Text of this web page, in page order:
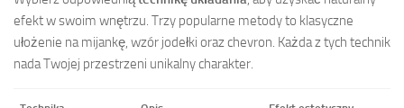
efekt w swoim wnętrzu. Trzy popularne metody to klasyczne
ułożenie na mijankę, wzór jodełki oraz chevron. Każda z tych technik
nada Twojej przestrzeni unikalny charakter.